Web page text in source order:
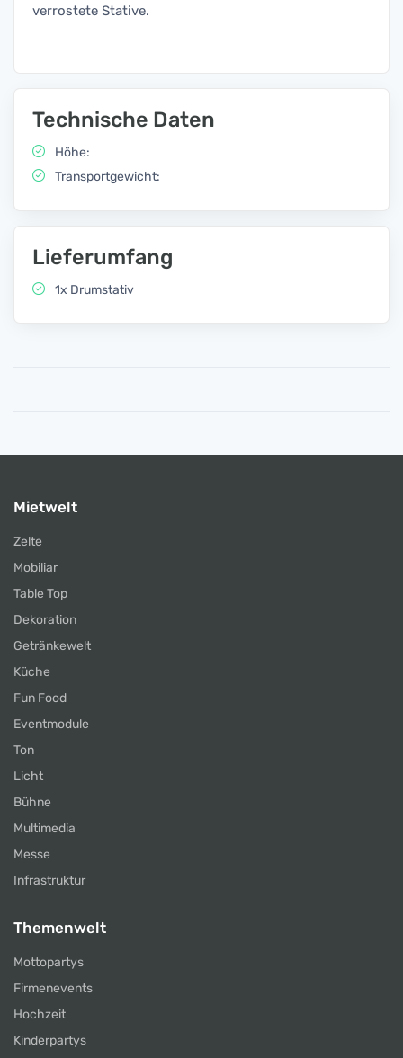
verrostete Stative.
Technische Daten
Höhe:
Transportgewicht:
Lieferumfang
1x Drumstativ
Mietwelt
Zelte
Mobiliar
Table Top
Dekoration
Getränkewelt
Küche
Fun Food
Eventmodule
Ton
Licht
Bühne
Multimedia
Messe
Infrastruktur
Themenwelt
Mottopartys
Firmenevents
Hochzeit
Kinderpartys